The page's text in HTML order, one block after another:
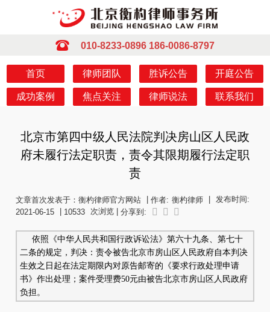
010-8233-0896 186-0086-8797
首页 律师团队 胜诉公告 开庭公告
成功案例 焦点关注 律师说法 联系我们
北京市第四中级人民法院判决房山区人民政
府未履行法定职责，责令其限期履行法定职
责
文章首次发表于：衡杓律师官方网站 作者: 衡杓律师
发布时间:
2021-06-15
10533 次浏览 | 分享到:
依照《中华人民共和国行政诉讼法》第六十九条、第七十
二条的规定，判决：责令被告北京市房山区人民政府自本判决
生效之日起在法定期限内对原告邮寄的《要求行政处理申请
书》作出处理；案件受理费50元由被告北京市房山区人民政府
负担。